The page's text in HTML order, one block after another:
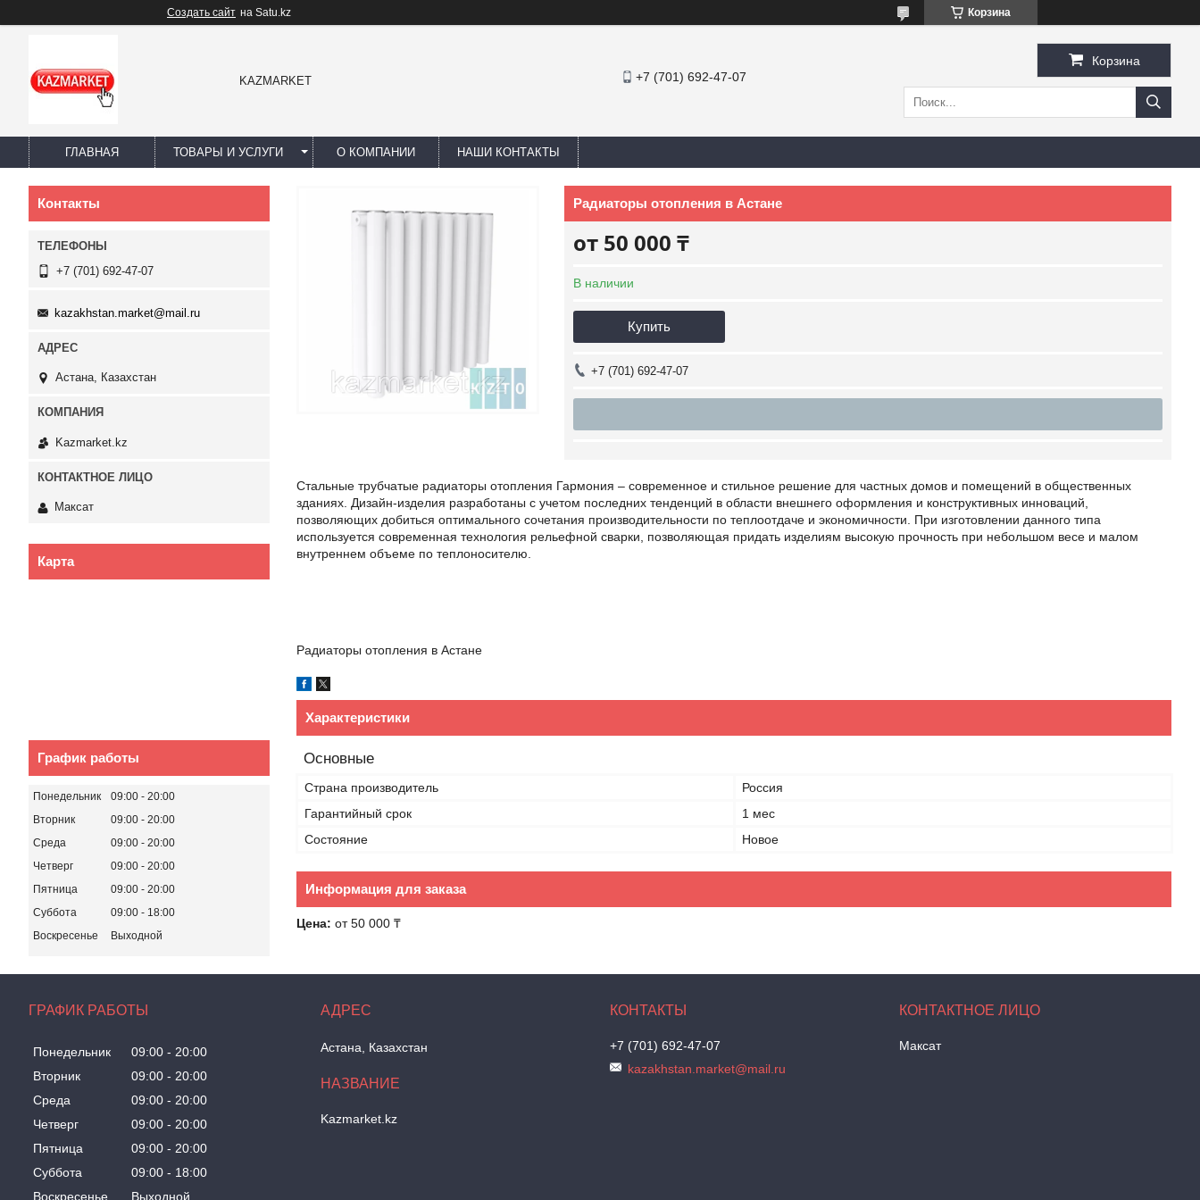
Создать сайт на Satu.kz Корзина
KAZMARKET +7 (701) 692-47-07
Корзина
ГЛАВНАЯ ТОВАРЫ И УСЛУГИ О КОМПАНИИ НАШИ КОНТАКТЫ
Радиаторы отопления в Астане
от 50 000 ₸
В наличии
Купить
+7 (701) 692-47-07
Стальные трубчатые радиаторы отопления Гармония – современное и стильное решение для частных домов и помещений в общественных
зданиях. Дизайн-изделия разработаны с учетом последних тенденций в области внешнего оформления и конструктивных инноваций,
позволяющих добиться оптимального сочетания производительности по теплоотдаче и экономичности. При изготовлении данного типа
используется современная технология рельефной сварки, позволяющая придать изделиям высокую прочность при небольшом весе и малом
внутреннем объеме по теплоносителю.
Радиаторы отопления в Астане
Характеристики
Основные
Страна производитель
Россия
Гарантийный срок
1 мес
Состояние
Новое
Информация для заказа
Цена: от 50 000 ₸
Контакты
+7 (701) 692-47-07
kazakhstan.market@mail.ru
Астана, Казахстан
Kazmarket.kz
Максат
Карта
График работы
Понедельник 09:00
20:00
Вторник
09:00
20:00
Среда
09:00
20:00
Четверг
09:00
20:00
Пятница
09:00
20:00
Суббота
09:00
18:00
Воскресенье
Выходной
ГРАФИК РАБОТЫ
Понедельник 09:00
20:00
Вторник
09:00
20:00
Среда
09:00
20:00
Четверг
09:00
20:00
Пятница
09:00
20:00
Суббота
09:00
18:00
Воскресенье
Выходной
Астана, Казахстан
Kazmarket.kz
+7 (701) 692-47-07
kazakhstan.market@mail.ru
Максат